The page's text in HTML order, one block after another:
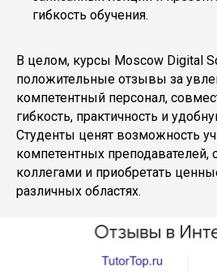
гибкость обучения.
В целом, курсы Moscow Digital
положительные отзывы за
компетентный персонал,
гибкость, практичность и
Студенты ценят возможность
компетентных преподавателей,
коллегами и приобретать
различных областях.